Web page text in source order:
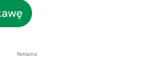
Reklama